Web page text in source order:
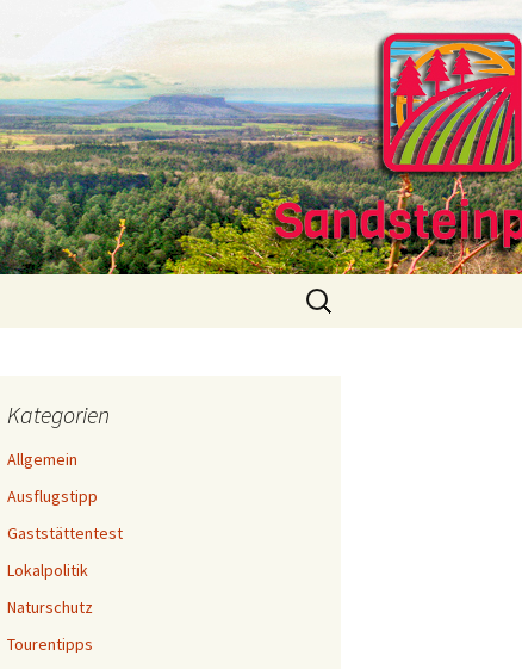
Suchen
nach:
Kategorien
Allgemein
Ausflugstipp
Gaststättentest
Lokalpolitik
Naturschutz
Tourentipps